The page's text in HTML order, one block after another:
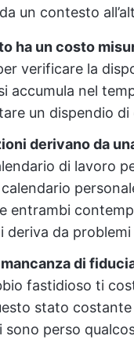
un contesto
ha un costo
verificare la
accumula nel
un dispendio di
derivano da
di lavoro
entrambi
deriva da
mancanza di
fastidioso ti
stato
perso